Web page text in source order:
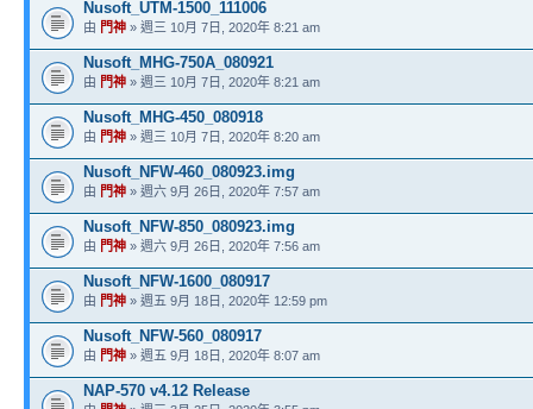
Nusoft_UTM-1500_111006
由 門神 » 週三 10月 7日, 2020年 8:21 am
Nusoft_MHG-750A_080921
由 門神 » 週三 10月 7日, 2020年 8:21 am
Nusoft_MHG-450_080918
由 門神 » 週三 10月 7日, 2020年 8:20 am
Nusoft_NFW-460_080923.img
由 門神 » 週六 9月 26日, 2020年 7:57 am
Nusoft_NFW-850_080923.img
由 門神 » 週六 9月 26日, 2020年 7:56 am
Nusoft_NFW-1600_080917
由 門神 » 週五 9月 18日, 2020年 12:59 pm
Nusoft_NFW-560_080917
由 門神 » 週五 9月 18日, 2020年 8:07 am
NAP-570 v4.12 Release